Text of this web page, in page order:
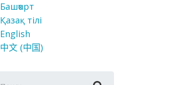
Башҡорт
Қазақ тілі
English
中文 (中国)